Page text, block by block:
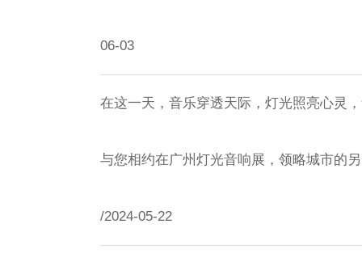
06-03
在这一天，音乐穿透天际，灯光照亮心灵
与您相约在广州灯光音响展，领略城市的
/2024-05-22